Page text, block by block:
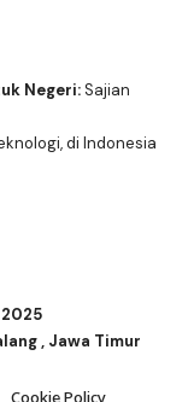
Negeri:Sajian
di Indonesia
2025
, Jawa Timur
Cookie Policy